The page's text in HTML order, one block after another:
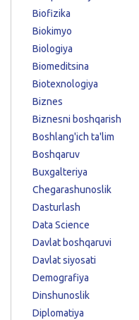
Biofizika
Biokimyo
Biologiya
Biomeditsina
Biotexnologiya
Biznes
Biznesni boshqarish
Boshlang'ich ta'lim
Boshqaruv
Buxgalteriya
Chegarashunoslik
Dasturlash
Data Science
Davlat boshqaruvi
Davlat siyosati
Demografiya
Dinshunoslik
Diplomatiya